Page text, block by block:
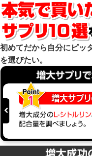
初めてだから自分にピッ
を選びたい。